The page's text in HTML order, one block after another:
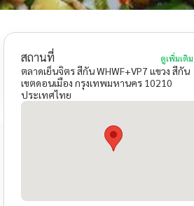
สถานที่ ดูเพิ่มเติม
ตลาดเย็นจิตร สีกัน WHWF+VP7 แขวง สีกัน
เขตดอนเมือง กรุงเทพมหานคร 10210
ประเทศไทย